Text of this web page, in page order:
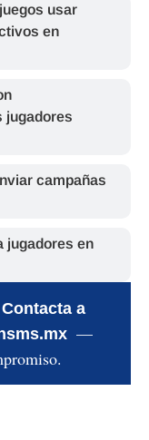
usar
en
jugadores
campañas
jugadores en
Contacta a
—